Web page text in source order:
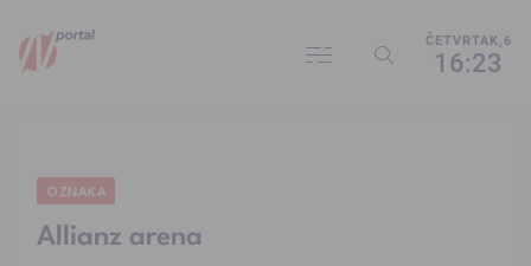
ČETVRTAK,6
16:23
OZNAKA
Allianz arena